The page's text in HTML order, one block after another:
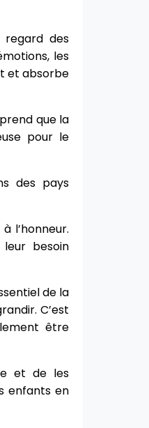
des
les
et absorbe
que la
pour le
des pays
l’honneur.
leur besoin
de la
C’est
être
et de les
enfants en